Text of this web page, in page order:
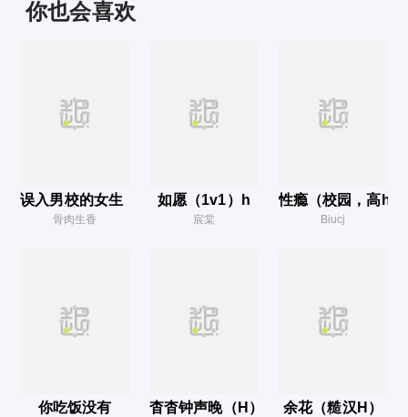
眼前新生
恃强凌弱
关门弟子
爱恨情仇
一瞒再瞒
煽风点火
你也会喜欢
误入男校的女生（高h、np、乱伦）
骨肉生香
如愿（1v1）h
宸棠
性瘾（校园，高h）
Biucj
你吃饭没有 杳杳钟声晚（H） 余花（糙汉H）